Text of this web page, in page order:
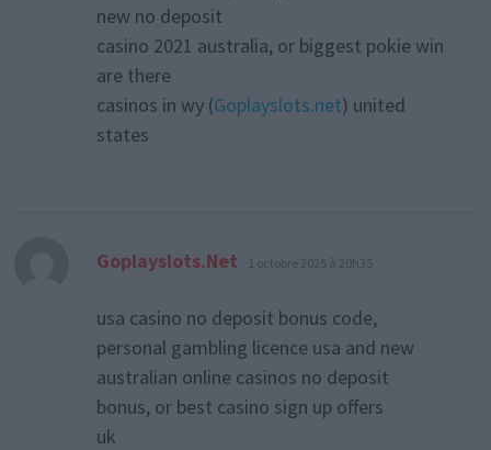
new no deposit
casino 2021 australia, or biggest pokie win
are there
casinos in wy (Goplayslots.net) united
states
Goplayslots.Net dit :
1 octobre 2025 à 20h35
usa casino no deposit bonus code,
personal gambling licence usa and new
australian online casinos no deposit
bonus, or best casino sign up offers
uk